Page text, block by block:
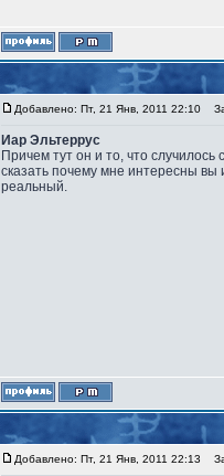
Добавлено: Пт, 21 Янв, 2011 22:10
Иар Эльтеррус
Причем тут он и то, что
сказать почему мне интересны
реальный.
Добавлено: Пт, 21 Янв, 2011 22:13